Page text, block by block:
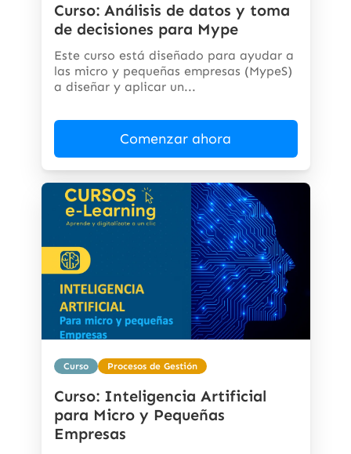
Curso: Análisis de datos y toma
de decisiones para Mype
Este curso está diseñado para ayudar a
las micro y pequeñas empresas (MypeS)
a diseñar y aplicar un...
Comenzar ahora
Curso Procesos de Gestión
Curso: Inteligencia Artificial
para Micro y Pequeñas
Empresas